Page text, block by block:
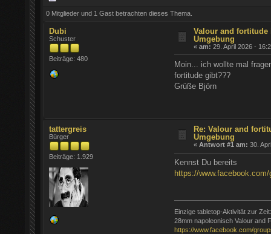
0 Mitglieder und 1 Gast betrachten dieses Thema.
Dubi
Schuster
Beiträge: 480
Valour and
Umgebung
«am: 29. April 2026 -
Moin... ich wollte mal
fortitude gibt???
Grüße Björn
tattergreis
Bürger
Beiträge: 1.929
Re: Valour and
Umgebung
«Antwort #1 am: 30.
Kennst Du bereits
https://
Einzige tabletop-Aktivität zur Zeit:
28mm napoleonisch Valour and
https://www.facebook.com/